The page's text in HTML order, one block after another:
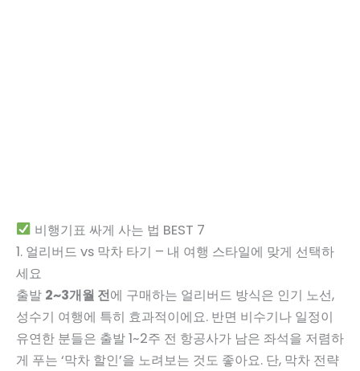
비행기표 싸게 사는 법 BEST 7
1. 얼리버드 vs 막차 타기 – 내 여행 스타일에 맞게 선택하
세요
출발 2~3개월 전에 구매하는 얼리버드 방식은 인기 노선,
성수기 여행에 특히 효과적이에요. 반면 비수기나 일정이
유연한 분들은 출발 1~2주 전 항공사가 남은 좌석을 저렴하
게 푸는 ‘막차 할인’을 노려보는 것도 좋아요. 단, 막차 전략